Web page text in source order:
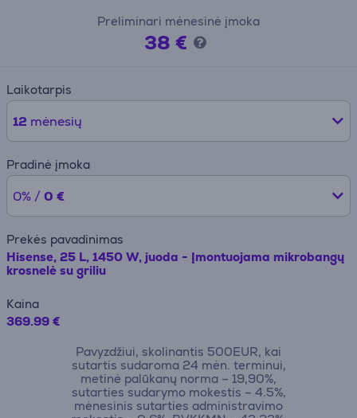
Preliminari mėnesinė įmoka
38 €
Laikotarpis
12 mėnesių
Pradinė įmoka
0% / 0 €
Prekės pavadinimas
Hisense, 25 L, 1450 W, juoda - Įmontuojama mikrobangų
krosnelė su griliu
Kaina
369.99 €
Pavyzdžiui, skolinantis 500EUR, kai
sutartis sudaroma 24 mėn. terminui,
metinė palūkanų norma – 19,90%,
sutarties sudarymo mokestis – 4.5%,
mėnesinis sutarties administravimo